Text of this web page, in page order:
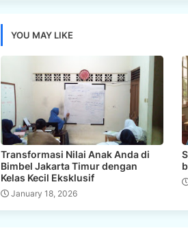
YOU MAY LIKE
Transformasi Nilai Anak Anda di
Bimbel Jakarta Timur dengan
Kelas Kecil Eksklusif
January 18, 2026